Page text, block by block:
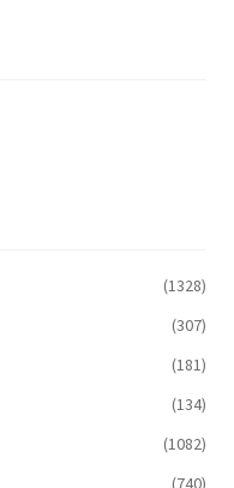
(1328)
(307)
(181)
(134)
(1082)
(740)